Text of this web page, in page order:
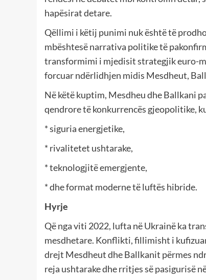
hapësirat detare.
Qëllimi i këtij punimi nuk është të
mbështesë narrativa politike të
transformimi i mjedisit strategjik euro-
forcuar ndërlidhjen midis Mesdheut,
Në këtë kuptim, Mesdheu dhe Ballkani
qendrore të konkurrencës gjeopolitike,
* siguria energjetike,
* rivalitetet ushtarake,
* teknologjitë emergjente,
* dhe format moderne të luftës hibride.
Hyrje
Që nga viti 2022, lufta në Ukrainë ka
mesdhetare. Konflikti, fillimisht i
drejt Mesdheut dhe Ballkanit përmes
reja ushtarake dhe rritjes së pasigurisë